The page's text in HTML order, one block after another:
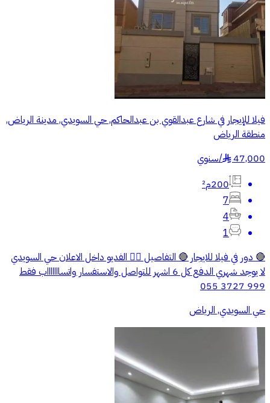
فيلا للإيجار في شارع عبدالقوي بن عبدالحاكم, حي السويدي, مدينة الرياض,
منطقة الرياض
47,000
§
/سنوي
200م²
7
4
1
🔴 دور في فيلا للايجار 🔴 التفاصيل 👇🏼 الفديو داخل الاعلان حي السويدي
لا يوجد شهري الدفع كل 6 اشهر للتواصل والاستفسار واتساااااااب فقط
999 3727 055
حي السويدي, الرياض